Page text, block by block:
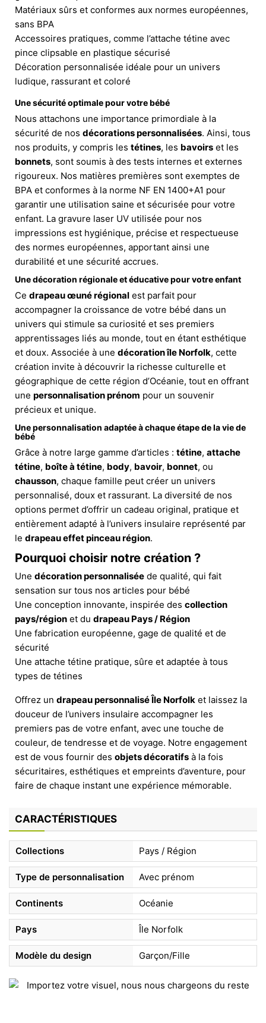
Matériaux sûrs et conformes aux normes européennes,
sans BPA
Accessoires pratiques, comme l’attache tétine avec
pince clipsable en plastique sécurisé
Décoration personnalisée idéale pour un univers
ludique, rassurant et coloré
Une sécurité optimale pour votre bébé
Nous attachons une importance primordiale à la
sécurité de nos décorations personnalisées. Ainsi, tous
nos produits, y compris les tétines, les bavoirs et les
bonnets, sont soumis à des tests internes et externes
rigoureux. Nos matières premières sont exemptes de
BPA et conformes à la norme NF EN 1400+A1 pour
garantir une utilisation saine et sécurisée pour votre
enfant. La gravure laser UV utilisée pour nos
impressions est hygiénique, précise et respectueuse
des normes européennes, apportant ainsi une
durabilité et une sécurité accrues.
Une décoration régionale et éducative pour votre enfant
Ce drapeau œuné régional est parfait pour
accompagner la croissance de votre bébé dans un
univers qui stimule sa curiosité et ses premiers
apprentissages liés au monde, tout en étant esthétique
et doux. Associée à une décoration île Norfolk, cette
création invite à découvrir la richesse culturelle et
géographique de cette région d’Océanie, tout en offrant
une personnalisation prénom pour un souvenir
précieux et unique.
Une personnalisation adaptée à chaque étape de la vie de
bébé
Grâce à notre large gamme d’articles : tétine, attache
tétine, boîte à tétine, body, bavoir, bonnet, ou
chausson, chaque famille peut créer un univers
personnalisé, doux et rassurant. La diversité de nos
options permet d’offrir un cadeau original, pratique et
entièrement adapté à l’univers insulaire représenté par
le drapeau effet pinceau région.
Pourquoi choisir notre création ?
Une décoration personnalisée de qualité, qui fait
sensation sur tous nos articles pour bébé
Une conception innovante, inspirée des collection
pays/région et du drapeau Pays / Région
Une fabrication européenne, gage de qualité et de
sécurité
Une attache tétine pratique, sûre et adaptée à tous
types de tétines
Offrez un drapeau personnalisé Île Norfolk et laissez la
douceur de l’univers insulaire accompagner les
premiers pas de votre enfant, avec une touche de
couleur, de tendresse et de voyage. Notre engagement
est de vous fournir des objets décoratifs à la fois
sécuritaires, esthétiques et empreints d’aventure, pour
faire de chaque instant une expérience mémorable.
CARACTÉRISTIQUES
Collections Pays / Région
Type de personnalisation Avec prénom
Continents Océanie
Pays Île Norfolk
Modèle du design Garçon/Fille